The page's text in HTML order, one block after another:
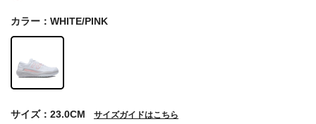
カラー：WHITE/PINK
サイズ：23.0CM サイズガイドはこちら